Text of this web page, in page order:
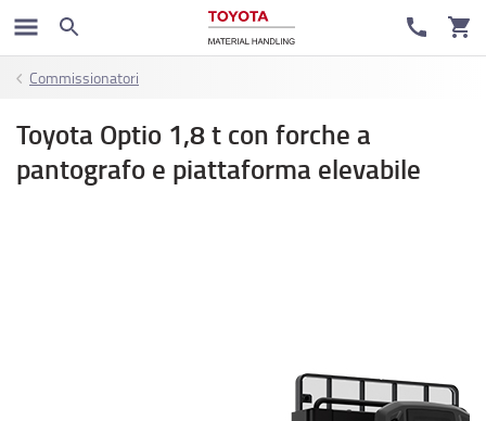
Commissionatori
Toyota Optio 1,8 t con forche a
pantografo e piattaforma elevabile